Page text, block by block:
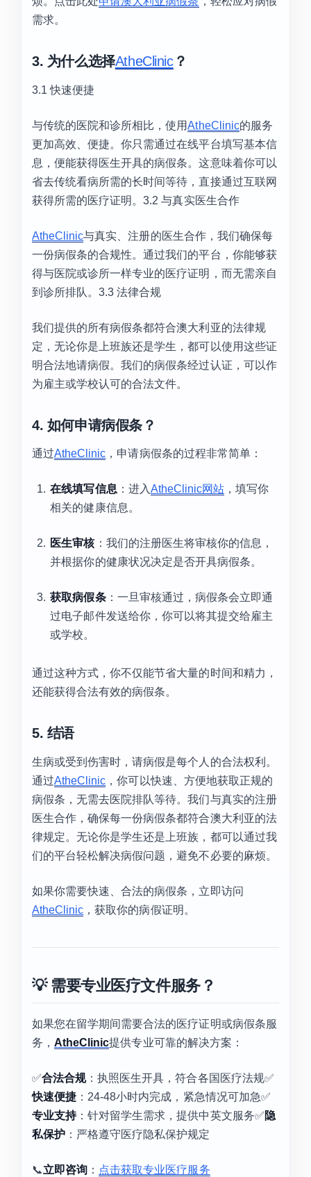
需求。
3. 为什么选择AtheClinic？
3.1 快速便捷
与传统的医院和诊所相比，使用AtheClinic的服务
更加高效、便捷。你只需通过在线平台填写基本信
息，便能获得医生开具的病假条。这意味着你可以
省去传统看病所需的长时间等待，直接通过互联网
获得所需的医疗证明。3.2 与真实医生合作
AtheClinic与真实、注册的医生合作，我们确保每
一份病假条的合规性。通过我们的平台，你能够获
得与医院或诊所一样专业的医疗证明，而无需亲自
到诊所排队。3.3 法律合规
我们提供的所有病假条都符合澳大利亚的法律规
定，无论你是上班族还是学生，都可以使用这些证
明合法地请病假。我们的病假条经过认证，可以作
为雇主或学校认可的合法文件。
4. 如何申请病假条？
通过AtheClinic ，申请病假条的过程非常简单：
在线填写信息 ：进入AtheClinic网站 ，填写你
相关的健康信息。
医生审核：我们的注册医生将审核你的信息，
并根据你的健康状况决定是否开具病假条。
获取病假条：一旦审核通过，病假条会立即通
过电子邮件发送给你，你可以将其提交给雇主
或学校。
通过这种方式，你不仅能节省大量的时间和精力，
还能获得合法有效的病假条。
5. 结语
生病或受到伤害时，请病假是每个人的合法权利。
通过AtheClinic ，你可以快速、方便地获取正规的
病假条，无需去医院排队等待。我们与真实的注册
医生合作，确保每一份病假条都符合澳大利亚的法
律规定。无论你是学生还是上班族，都可以通过我
们的平台轻松解决病假问题，避免不必要的麻烦。
如果你需要快速、合法的病假条，立即访问
AtheClinic ，获取你的病假证明。
💡 需要专业医疗文件服务？
如果您在留学期间需要合法的医疗证明或病假条服
务，AtheClinic提供专业可靠的解决方案：
✅合法合规：执照医生开具，符合各国医疗法规✅
快速便捷 ：24-48小时内完成，紧急情况可加急✅
专业支持 ：针对留学生需求，提供中英文服务✅隐
私保护 ：严格遵守医疗隐私保护规定
📞立即咨询 ： 点击获取专业医疗服务